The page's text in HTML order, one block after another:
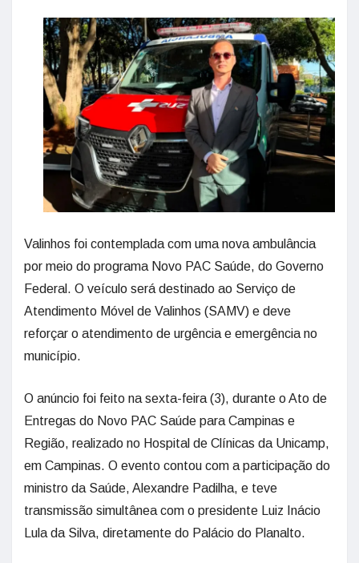
Valinhos foi contemplada com uma nova ambulância
por meio do programa Novo PAC Saúde, do Governo
Federal. O veículo será destinado ao Serviço de
Atendimento Móvel de Valinhos (SAMV) e deve
reforçar o atendimento de urgência e emergência no
município.
O anúncio foi feito na sexta-feira (3), durante o Ato de
Entregas do Novo PAC Saúde para Campinas e
Região, realizado no Hospital de Clínicas da Unicamp,
em Campinas. O evento contou com a participação do
ministro da Saúde, Alexandre Padilha, e teve
transmissão simultânea com o presidente Luiz Inácio
Lula da Silva, diretamente do Palácio do Planalto.